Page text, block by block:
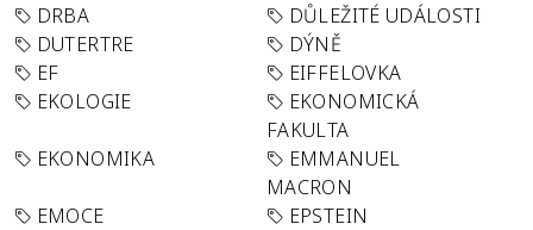
DRBA
DŮLEŽITÉ UDÁLOSTI
DUTERTRE
DÝNĚ
EF
EIFFELOVKA
EKOLOGIE
EKONOMICKÁ
FAKULTA
EKONOMIKA
EMMANUEL
MACRON
EMOCE
EPSTEIN